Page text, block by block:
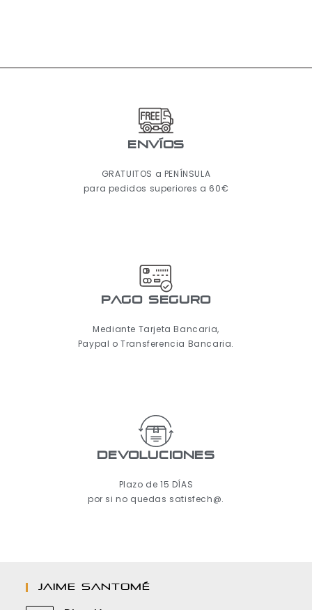
ENVÍOS
GRATUITOS a PENÍNSULA
para pedidos superiores a 60€
pago seguro
Mediante Tarjeta Bancaria,
Paypal o Transferencia Bancaria.
Devoluciones
Plazo de 15 DÍAS
por si no quedas satisfech@.
JAIME SANTOMÉ